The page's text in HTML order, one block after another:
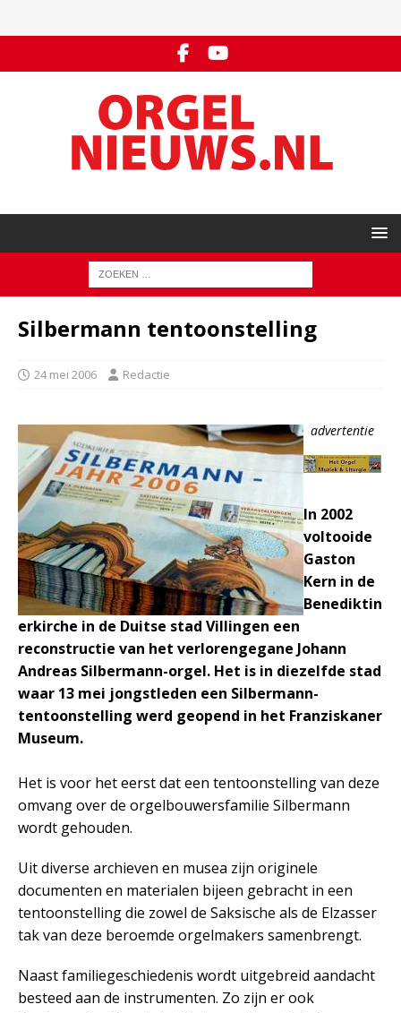
Silbermann tentoonstelling
24 mei 2006 Redactie
advertentie
In 2002
voltooide
Gaston
Kern in de
Benediktin
erkirche in de Duitse stad Villingen een
reconstructie van het verlorengegane Johann
Andreas Silbermann-orgel. Het is in diezelfde stad
waar 13 mei jongstleden een Silbermann-
tentoonstelling werd geopend in het Franziskaner
Museum.
Het is voor het eerst dat een tentoonstelling van deze
omvang over de orgelbouwersfamilie Silbermann
wordt gehouden.
Uit diverse archieven en musea zijn originele
documenten en materialen bijeen gebracht in een
tentoonstelling die zowel de Saksische als de Elzasser
tak van deze beroemde orgelmakers samenbrengt.
Naast familiegeschiedenis wordt uitgebreid aandacht
besteed aan de instrumenten. Zo zijn er ook